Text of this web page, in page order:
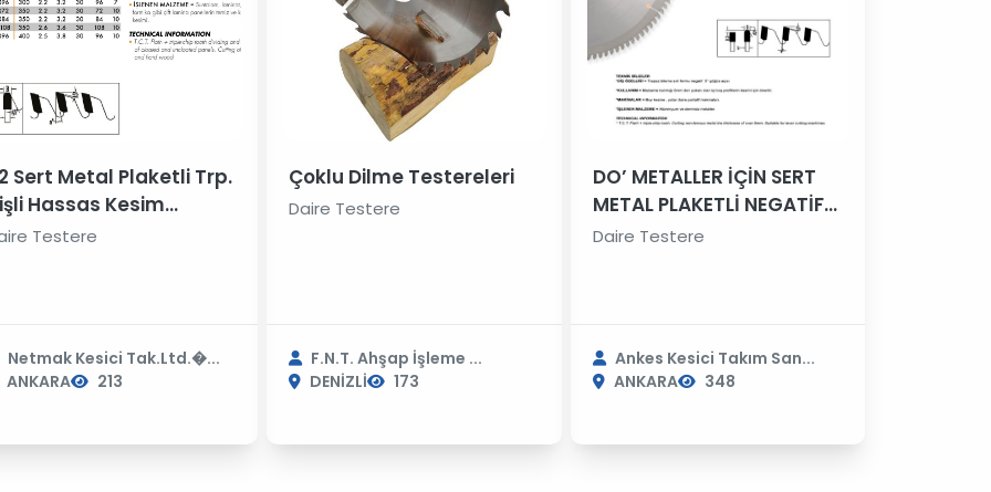
Sert Metal Plaketli Trp.
Hassas Kesim
Testere
Netmak Kesici Tak.Ltd.�...
ANKARA
213
Çoklu Dilme Testereleri
Daire Testere
F.N.T. Ahşap İşleme ...
DENİZLİ
173
DO’ METALLER İÇİN SERT
METAL PLAKETLİ NEGATİF
DİŞLİ DAİRE TESTERELERİ –
Daire Testere
Ankes Kesici Takım San...
ANKARA
348